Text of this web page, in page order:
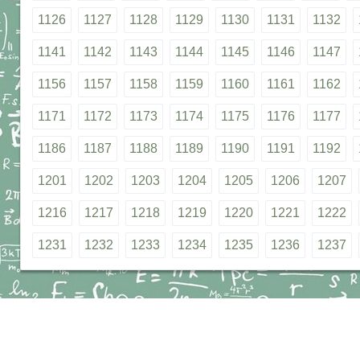
1126 1127 1128 1129 1130 1131 1132
1141 1142 1143 1144 1145 1146 1147
1156 1157 1158 1159 1160 1161 1162
1171 1172 1173 1174 1175 1176 1177
1186 1187 1188 1189 1190 1191 1192
1201 1202 1203 1204 1205 1206 1207
1216 1217 1218 1219 1220 1221 1222
1231 1232 1233 1234 1235 1236 1237